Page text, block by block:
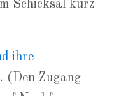
Schicksal kurz
ihre
(Den Zugang